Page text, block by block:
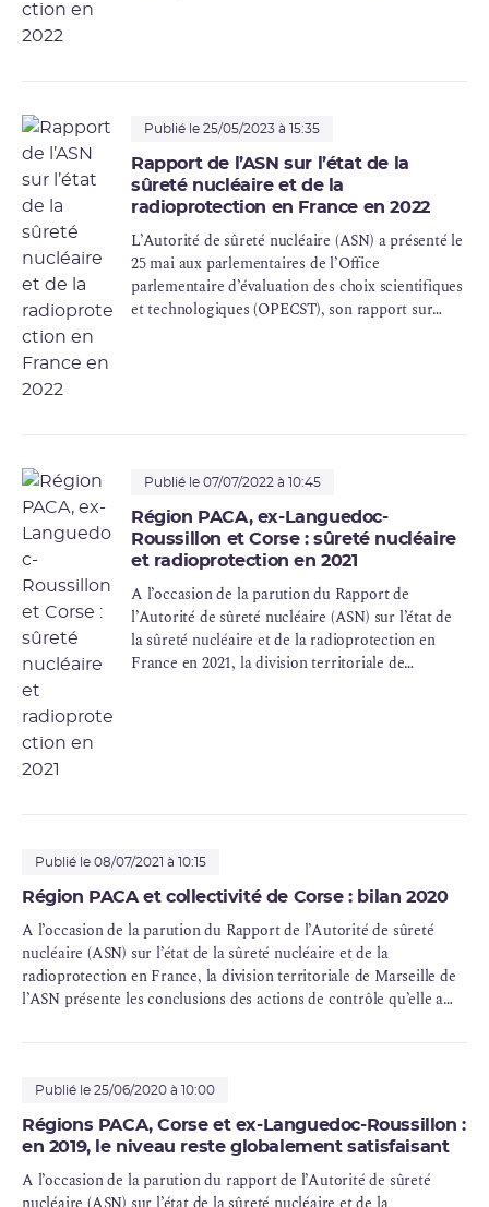
Publié le 25/05/2023 à 15:35
Rapport de l’ASN sur l’état de la
sûreté nucléaire et de la
radioprotection en France en 2022
L’Autorité de sûreté nucléaire (ASN) a présenté le
25 mai aux parlementaires de l’Office
parlementaire d’évaluation des choix scientifiques
et technologiques (OPECST), son rapport sur
Publié le 07/07/2022 à 10:45
Région PACA, ex-Languedoc-
Roussillon et Corse : sûreté nucléaire
et radioprotection en 2021
A l’occasion de la parution du Rapport de
l’Autorité de sûreté nucléaire (ASN) sur l’état de
la sûreté nucléaire et de la radioprotection en
France en 2021, la division territoriale de
Publié le 08/07/2021 à 10:15
Région PACA et collectivité de Corse : bilan 2020
A l’occasion de la parution du Rapport de l’Autorité de sûreté
nucléaire (ASN) sur l’état de la sûreté nucléaire et de la
radioprotection en France, la division territoriale de Marseille de
l’ASN présente les conclusions des actions de contrôle qu’elle a
Publié le 25/06/2020 à 10:00
Régions PACA, Corse et ex-Languedoc-Roussillon :
en 2019, le niveau reste globalement satisfaisant
A l’occasion de la parution du rapport de l’Autorité de sûreté